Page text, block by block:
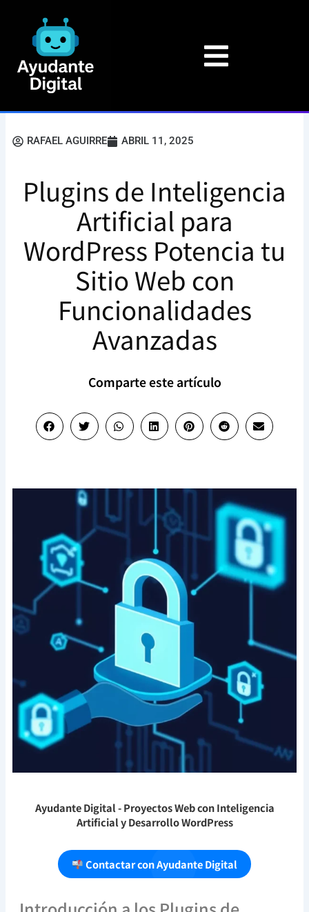
contenido
RAFAEL AGUIRRE ABRIL 11, 2025
Plugins de Inteligencia
Artificial para
WordPress Potencia tu
Sitio Web con
Funcionalidades
Avanzadas
Comparte este artículo
Ayudante Digital- Proyectos Web con Inteligencia
Artificial y Desarrollo WordPress
Contactar con Ayudante Digital